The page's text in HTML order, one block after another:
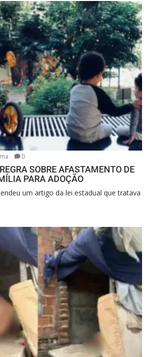
0
SOBRE AFASTAMENTO DE
PARA ADOÇÃO
um artigo da lei estadual que tratava